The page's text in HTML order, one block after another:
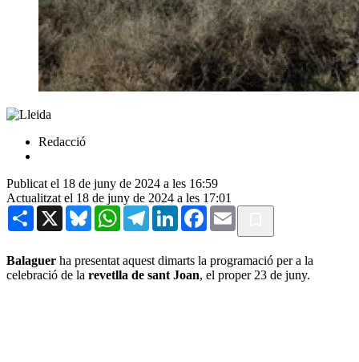
Redacció
Publicat el 18 de juny de 2024 a les 16:59
Actualitzat el 18 de juny de 2024 a les 17:01
Share X BlueskyWhatsAppTelegramLinkedInFacebook
Email
Balaguer ha presentat aquest dimarts la programació per a la
celebració de la revetlla de sant Joan, el proper 23 de juny.